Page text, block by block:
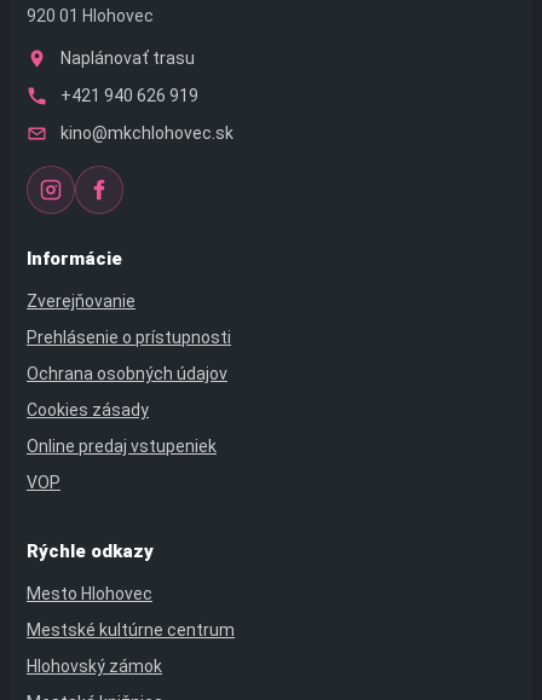
920 01 Hlohovec
Naplánovať trasu
+421 940 626 919
kino@mkchlohovec.sk
Informácie
Zverejňovanie
Prehlásenie o prístupnosti
Ochrana osobných údajov
Cookies zásady
Online predaj vstupeniek
VOP
Rýchle odkazy
Mesto Hlohovec
Mestské kultúrne centrum
Hlohovský zámok